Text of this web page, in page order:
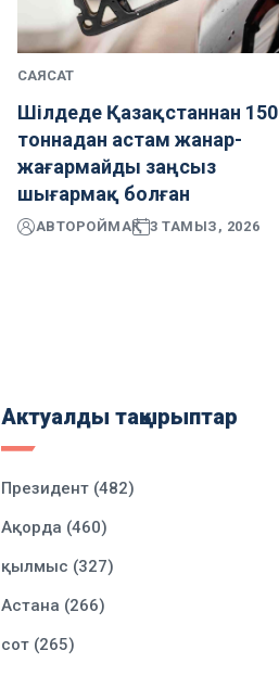
САЯСАТ
Шілдеде Қазақстаннан 150
тоннадан астам жанар-
жағармайды заңсыз
шығармақ болған
АВТОРОЙМАҚ 3 ТАМЫЗ, 2026
Актуалды тақырыптар
Президент (482)
Ақорда (460)
қылмыс (327)
Астана (266)
сот (265)